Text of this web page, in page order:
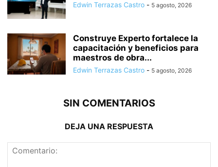
Edwin Terrazas Castro - 5 agosto, 2026
Construye Experto fortalece la
capacitación y beneficios para
maestros de obra...
Edwin Terrazas Castro - 5 agosto, 2026
SIN COMENTARIOS
DEJA UNA RESPUESTA